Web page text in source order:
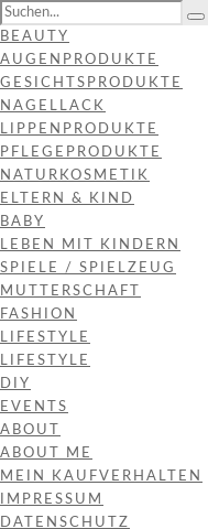
BEAUTY
AUGENPRODUKTE
GESICHTSPRODUKTE
NAGELLACK
LIPPENPRODUKTE
PFLEGEPRODUKTE
NATURKOSMETIK
ELTERN & KIND
BABY
LEBEN MIT KINDERN
SPIELE / SPIELZEUG
MUTTERSCHAFT
FASHION
LIFESTYLE
LIFESTYLE
DIY
EVENTS
ABOUT
ABOUT ME
MEIN KAUFVERHALTEN
IMPRESSUM
DATENSCHUTZ